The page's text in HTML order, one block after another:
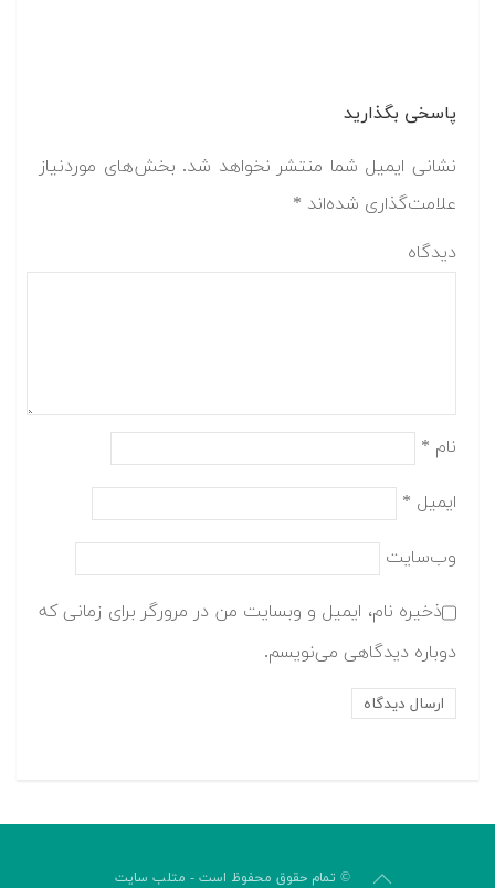
پاسخی بگذارید
نشانی ایمیل شما منتشر نخواهد شد. بخش‌های موردنیاز
علامت‌گذاری شده‌اند *
دیدگاه
نام *
ایمیل *
وب‌سایت
ذخیره نام، ایمیل و وبسایت من در مرورگر برای زمانی که
دوباره دیدگاهی می‌نویسم.
© تمام حقوق محفوظ است - متلب سایت